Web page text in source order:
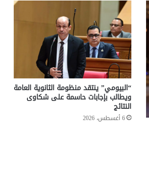
“البيومي” ينتقد منظومة الثانوية العامة
ويطالب بإجابات حاسمة على شكاوى
النتائج
6 أغسطس، 2026